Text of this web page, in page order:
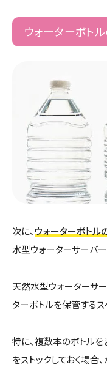
ウォーターボト
次に、 ウォーターボト
水型ウォーターサーバー
天然水型ウォーターサ
ターボトルを保管するス
特に、複数本のボトル
をストックしておく場合